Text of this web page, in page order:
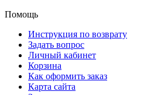
Помощь
Инструкция по возврату
Задать вопрос
Личный кабинет
Корзина
Как оформить заказ
Карта сайта